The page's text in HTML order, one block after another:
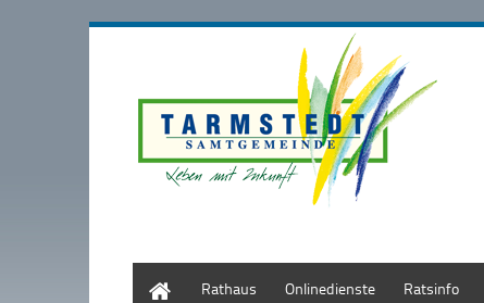
Rathaus Onlinedienste Ratsinfo